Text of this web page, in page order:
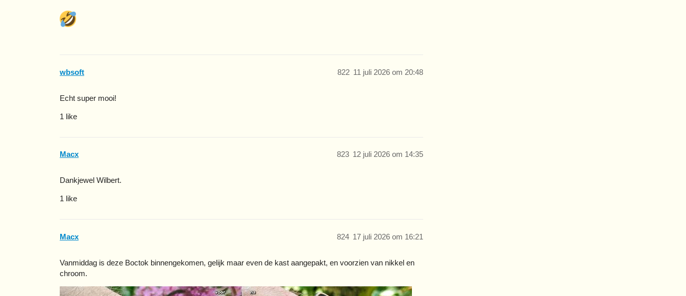
wbsoft 11 juli 2026 om 20:48
822
Echt super mooi!
1 like
Macx 12 juli 2026 om 14:35
823
Dankjewel Wilbert.
1 like
Macx 17 juli 2026 om 16:21
824
Vanmiddag is deze Boctok binnengekomen, gelijk maar even de kast aangepakt, en voorzien van nikkel en
chroom.